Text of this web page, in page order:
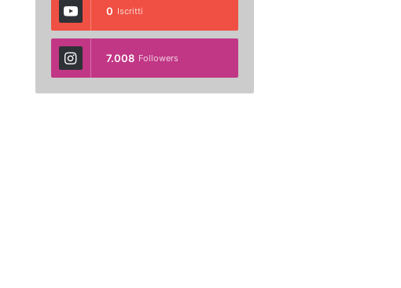
0 Iscritti
7.008 Followers